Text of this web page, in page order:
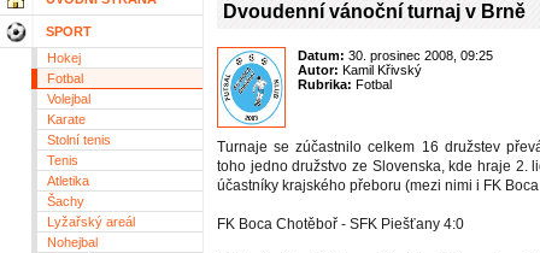
SPORT
Hokej
Fotbal
Volejbal
Karate
Stolní tenis
Tenis
Atletika
Šachy
Lyžařský areál
Nohejbal
Dvoudenní vánoční turnaj v Brně
Datum: 30. prosinec 2008, 09:25
Autor: Kamil Křivský
Rubrika: Fotbal
Turnaje se zúčastnilo celkem 16 družstev
toho jedno družstvo ze Slovenska, kde hraje 2.
účastníky krajského přeboru (mezi nimi i FK
FK Boca Chotěboř - SFK Piešťany 4:0